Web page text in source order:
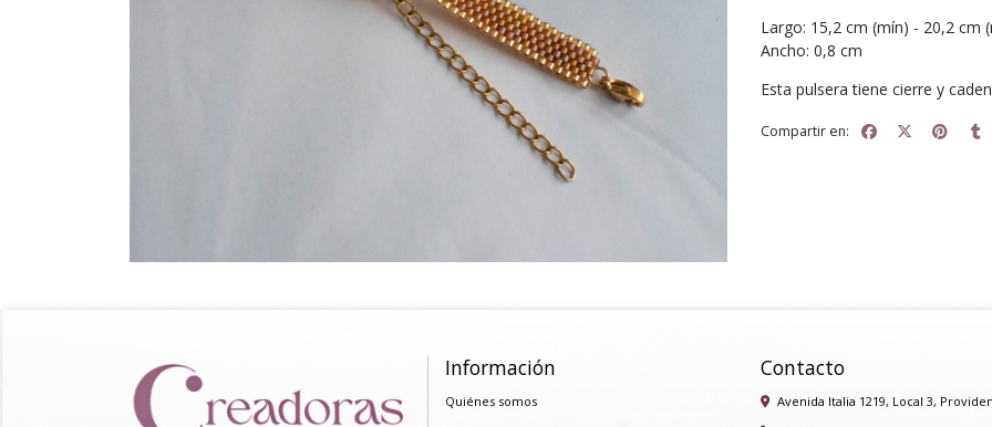
Largo: 15,2 cm (mín) - 20,2 cm
Ancho: 0,8 cm
Esta pulsera tiene cierre y
Compartir en:
Información
Quiénes somos
Contacto
Avenida Italia 1219, Local 3,